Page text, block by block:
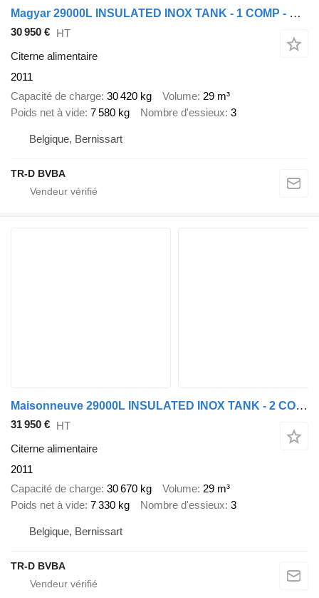
Magyar 29000L INSULATED INOX TANK - 1 COMP - PUMP
30 950 € HT
Citerne alimentaire
2011
Capacité de charge 30 420 kg Volume 29 m³
Poids net à vide 7 580 kg Nombre d'essieux 3
Belgique, Bernissart
TR-D BVBA
Maisonneuve 29000L INSULATED INOX TANK - 2 COMP - PUMP
31 950 € HT
Citerne alimentaire
2011
Capacité de charge 30 670 kg Volume 29 m³
Poids net à vide 7 330 kg Nombre d'essieux 3
Belgique, Bernissart
TR-D BVBA